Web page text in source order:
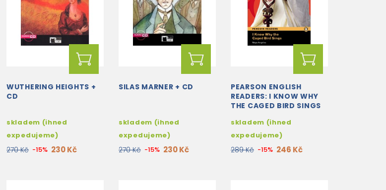
WUTHERING HEIGHTS +
CD
skladem (ihned
expedujeme)
270 Kč -15% 230 Kč
SILAS MARNER + CD
skladem (ihned
expedujeme)
270 Kč -15% 230 Kč
PEARSON ENGLISH
READERS: I KNOW WHY
THE CAGED BIRD SINGS
skladem (ihned
expedujeme)
289 Kč -15% 246 Kč